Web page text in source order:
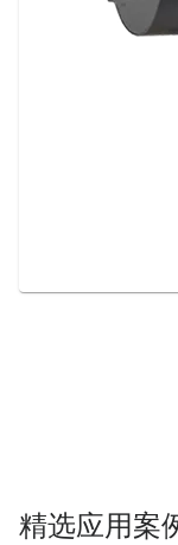
精选应用案